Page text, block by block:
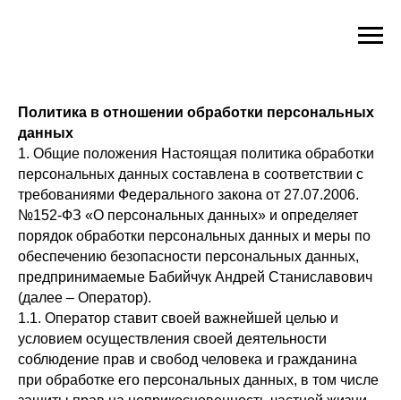
Политика в отношении обработки персональных
данных
1. Общие положения Настоящая политика обработки
персональных данных составлена в соответствии с
требованиями Федерального закона от 27.07.2006.
№152-ФЗ «О персональных данных» и определяет
порядок обработки персональных данных и меры по
обеспечению безопасности персональных данных,
предпринимаемые Бабийчук Андрей Станиславович
(далее – Оператор).
1.1. Оператор ставит своей важнейшей целью и
условием осуществления своей деятельности
соблюдение прав и свобод человека и гражданина
при обработке его персональных данных, в том числе